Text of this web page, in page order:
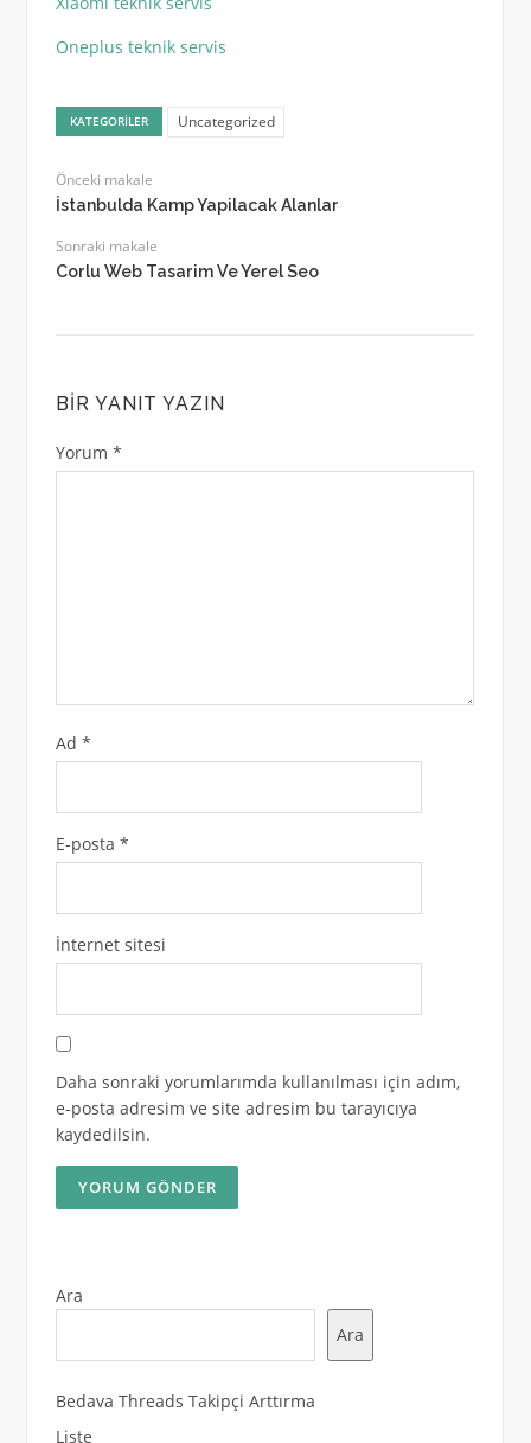
Oneplus teknik servis
KATEGORILER Uncategorized
Önceki makale
İstanbulda Kamp Yapilacak Alanlar
Sonraki makale
Corlu Web Tasarim Ve Yerel Seo
BIR YANIT YAZIN
Yorum *
Ad *
E-posta *
İnternet sitesi
Daha sonraki yorumlarımda kullanılması için adım,
e-posta adresim ve site adresim bu tarayıcıya
kaydedilsin.
Ara
Ara
Bedava Threads Takipçi Arttırma
Liste